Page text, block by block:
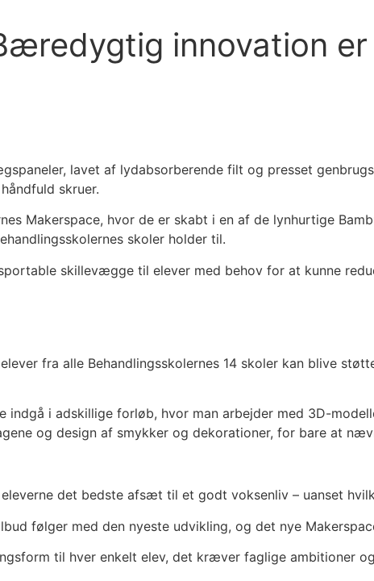
innovation er
lavet af lydabsorberende filt og presset
skruer.
Makerspace, hvor de er skabt i en af de lynhurtige
skoler holder til.
skillevægge til elever med behov for at kunne
fra alle Behandlingsskolernes 14 skoler kan blive
indgå i adskillige forløb, hvor man arbejder med 3D-
og design af smykker og dekorationer, for bare at
det bedste afsæt til et godt voksenliv – uanset
følger med den nyeste udvikling, og det nye
til hver enkelt elev, det kræver faglige ambitioner